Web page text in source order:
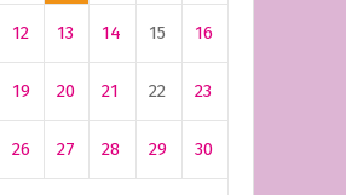
12 13 14 15 16
19 20 21 22 23
26 27 28 29 30